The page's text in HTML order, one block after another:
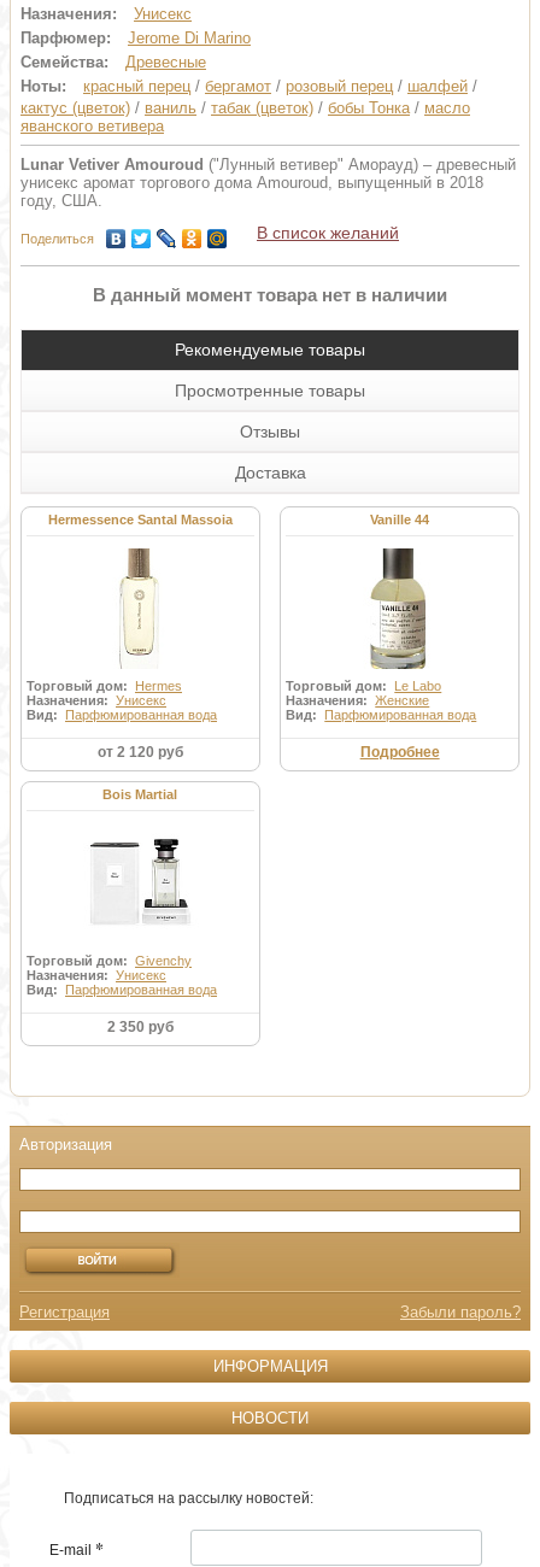
Назначения:
Унисекс
Парфюмер:
Jerome Di Marino
Семейства:
Древесные
Ноты:
красный перец / бергамот / розовый перец / шалфей /
кактус (цветок) / ваниль / табак (цветок) / бобы Тонка/ масло
яванского ветивера
Lunar Vetiver Amouroud ("Лунный ветивер" Аморауд) – древесный
унисекс аромат торгового дома Amouroud, выпущенный в 2018
году, США.
Поделиться В список желаний
В данный момент товара нет в наличии
Рекомендуемые товары
Просмотренные товары
Отзывы
Доставка
Hermessence Santal Massoia
Торговый дом:
Hermes
Назначения: Унисекс
Вид:
Парфюмированная вода
от 2 120 руб
Vanille 44
Торговый дом:
Le Labo
Назначения:Женские
Вид:
Парфюмированная вода
Подробнее
Bois Martial
Торговый дом: Givenchy
Назначения: Унисекс
Вид:
Парфюмированная вода
2 350 руб
Регистрация Забыли пароль?
ИНФОРМАЦИЯ
НОВОСТИ
Подписаться на рассылку новостей:
E-mail *